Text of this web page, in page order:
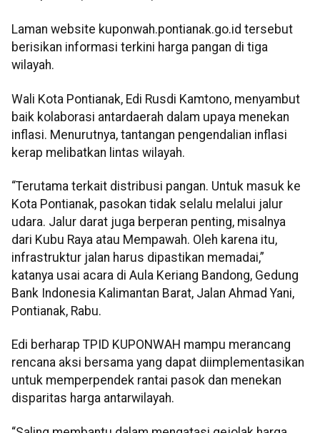
Laman website kuponwah.pontianak.go.id tersebut
berisikan informasi terkini harga pangan di tiga
wilayah.
Wali Kota Pontianak, Edi Rusdi Kamtono, menyambut
baik kolaborasi antardaerah dalam upaya menekan
inflasi. Menurutnya, tantangan pengendalian inflasi
kerap melibatkan lintas wilayah.
“Terutama terkait distribusi pangan. Untuk masuk ke
Kota Pontianak, pasokan tidak selalu melalui jalur
udara. Jalur darat juga berperan penting, misalnya
dari Kubu Raya atau Mempawah. Oleh karena itu,
infrastruktur jalan harus dipastikan memadai,”
katanya usai acara di Aula Keriang Bandong, Gedung
Bank Indonesia Kalimantan Barat, Jalan Ahmad Yani,
Pontianak, Rabu.
Edi berharap TPID KUPONWAH mampu merancang
rencana aksi bersama yang dapat diimplementasikan
untuk memperpendek rantai pasok dan menekan
disparitas harga antarwilayah.